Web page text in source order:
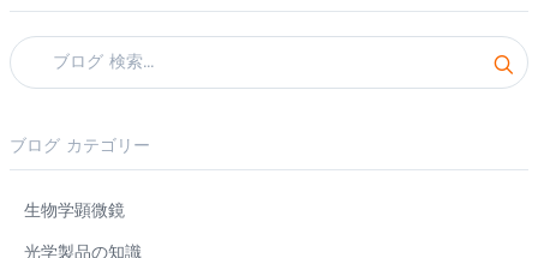
ブログ カテゴリー
生物学顕微鏡
光学製品の知識